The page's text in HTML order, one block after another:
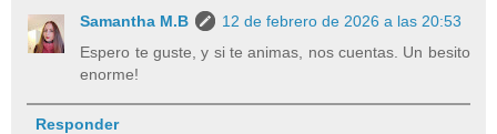
Samantha M.B
12 de febrero de 2026 a las 20:53
Espero te guste, y si te animas, nos cuentas. Un besito
enorme!
Responder